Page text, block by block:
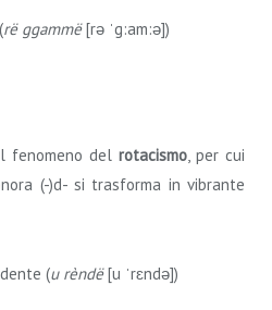
rë ggammë[rə ˈg:am:ə])
fenomeno del rotacismo, per cui
(-)d- si trasforma in vibrante
(u rèndë[u ˈrɛndə])